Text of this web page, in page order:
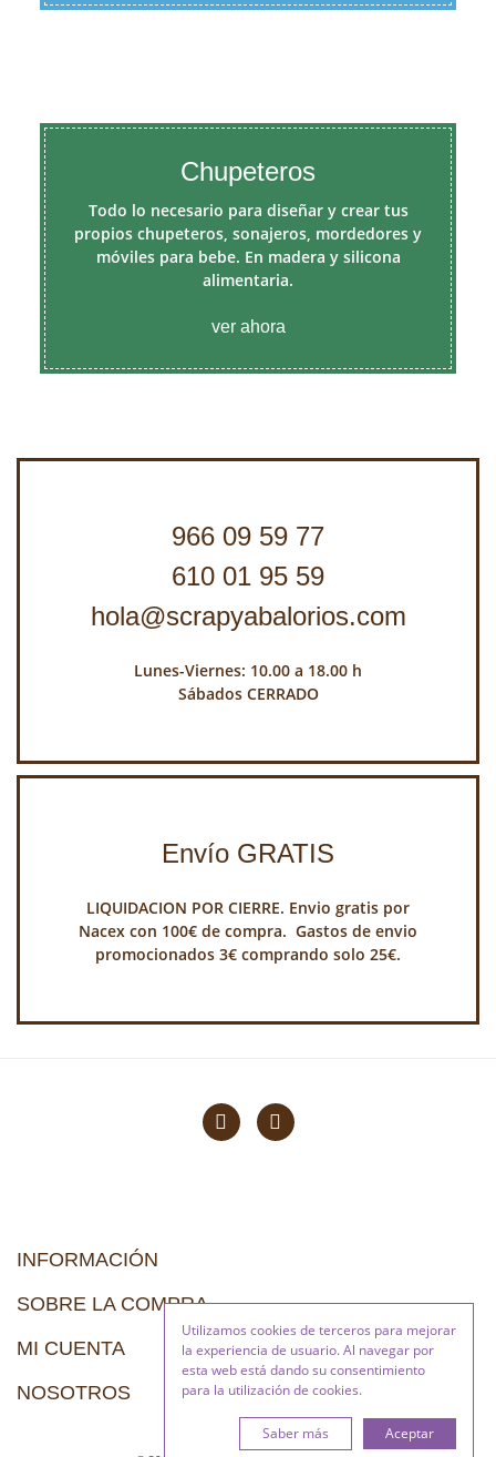
Utilizamos cookies de terceros para mejorar
la experiencia de usuario. Al navegar por
esta web está dando su consentimiento
para la utilización de cookies.
Aceptar
Saber más
Chupeteros
Todo lo necesario para diseñar y crear tus
propios chupeteros, sonajeros, mordedores y
móviles para bebe. En madera y silicona
alimentaria.
ver ahora
966 09 59 77
610 01 95 59
hola@scrapyabalorios.com
Lunes-Viernes: 10.00 a 18.00 h
Sábados CERRADO
Envío GRATIS
LIQUIDACION POR CIERRE. Envio gratis por
Nacex con 100€ de compra. Gastos de envio
promocionados 3€ comprando solo 25€.
INFORMACIÓN
SOBRE LA COMPRA
MI CUENTA
NOSOTROS